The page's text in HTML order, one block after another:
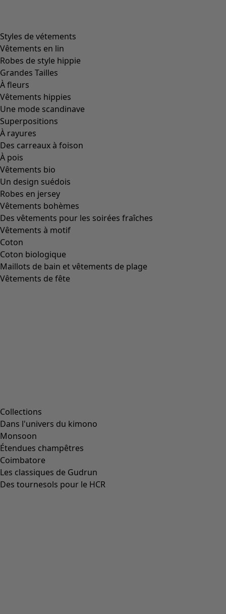
Styles de vétements
Vêtements en lin
Robes de style hippie
Grandes Tailles
À fleurs
Vêtements hippies
Une mode scandinave
Superpositions
À rayures
Des carreaux à foison
À pois
Vêtements bio
Un design suédois
Robes en jersey
Vêtements bohèmes
Des vêtements pour les soirées fraîches
Vêtements à motif
Coton
Coton biologique
Maillots de bain et vêtements de plage
Vêtements de fête
Collections
Dans l'univers du kimono
Monsoon
Étendues champêtres
Coimbatore
Les classiques de Gudrun
Des tournesols pour le HCR